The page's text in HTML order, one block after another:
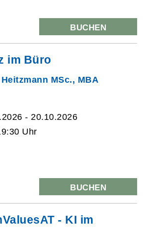
BUCHEN
im Büro
MSc., MBA
- 20.10.2026
Uhr
BUCHEN
- KI im